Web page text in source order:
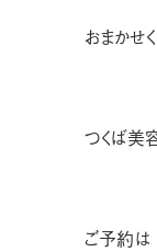
おまかせ
つくば美
ご予約は